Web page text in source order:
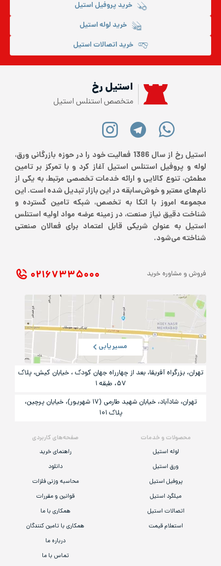
خرید پروفیل استیل
خرید لوله استیل
خرید اتصالات استیل
استیل رخ
متخصص استنلس استیل
استیل رخ از سال 1386 فعالیت خود را در حوزه بازرگانی ورق،
لوله و پروفیل استنلس استیل آغاز کرد و با تمرکز بر تامین
مطمئن، تنوع کالایی و ارائه خدمات تخصصی مرتبط، به یکی از
نام‌های معتبر و خوش‌سابقه در این بازار تبدیل شده است. این
مجموعه امروز با اتکا به تخصص، شبکه تامین گسترده و
شناخت دقیق نیاز صنعت، در زمینه عرضه مواد اولیه استنلس
استیل به عنوان شریکی قابل اعتماد برای فعالان صنعتی
شناخته می‌شود.
محصولات و خدمات
لوله استیل
ورق استیل
پروفیل استیل
میلگرد استیل
اتصالات استیل
استعلام قیمت
صفحه‌های کاربردی
راهنمای خرید
دانلود
محاسبه وزنی فلزات
قوانین و مقررات
همکاری با ما
همکاری با تامین کنندگان
درباره ما
تماس با ما
فروش و مشاوره خرید ۰۲۱ ۶۷۳۳۵۰۰۰
مسیریابی
تهران، بزرگراه آفریقا، بعد از چهارراه جهان کودک ، خیابان کیش، پلاک
۵۷، طبقه ۱
تهران، شادآباد، خیابان شهید طارمی (۱۷ شهریور)، خیایان پرچین،
پلاک ۱۰۱